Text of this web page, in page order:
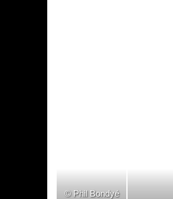
© Phil Bondyé